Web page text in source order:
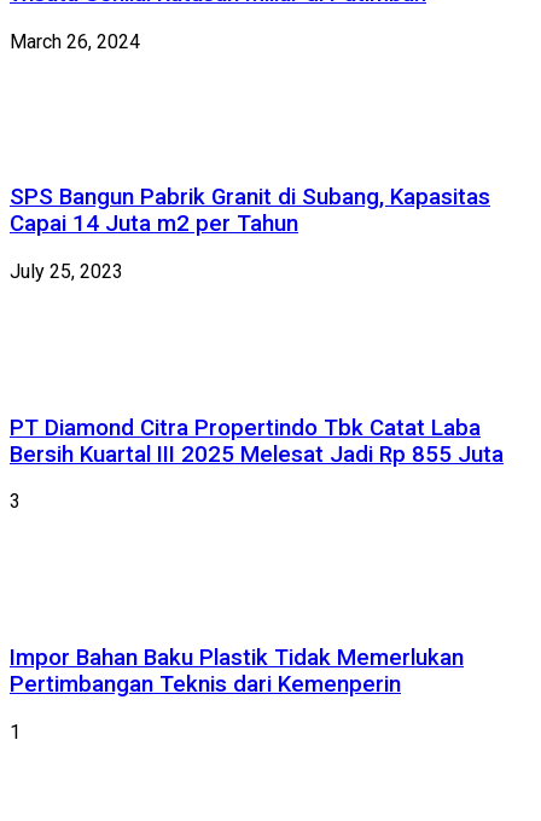
March 26, 2024
SPS Bangun Pabrik Granit di Subang, Kapasitas
Capai 14 Juta m2 per Tahun
July 25, 2023
PT Diamond Citra Propertindo Tbk Catat Laba
Bersih Kuartal III 2025 Melesat Jadi Rp 855 Juta
3
Impor Bahan Baku Plastik Tidak Memerlukan
Pertimbangan Teknis dari Kemenperin
1